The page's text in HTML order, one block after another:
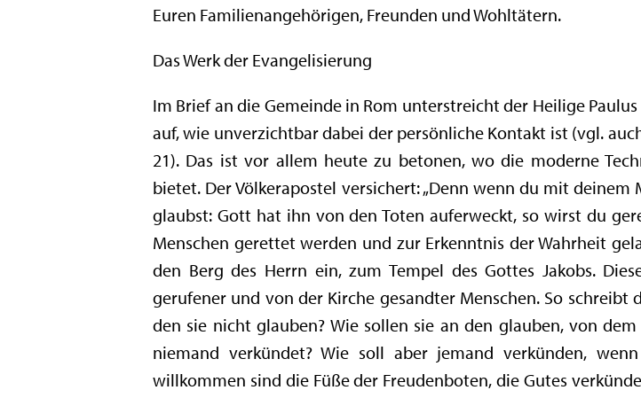
Euren Familienangehörigen, Freunden und Wohltätern.
Das Werk der Evangelisierung
Im Brief an die Gemeinde in Rom unterstreicht der Heilige
auf, wie unverzichtbar dabei der persönliche Kontakt ist (vgl.
21). Das ist vor allem heute zu betonen, wo die moderne
bietet. Der Völkerapostel versichert: „Denn wenn du mit
glaubst: Gott hat ihn von den Toten auferweckt, so wirst du
Menschen gerettet werden und zur Erkenntnis der Wahrheit
den Berg des Herrn ein, zum Tempel des Gottes Jakobs.
gerufener und von der Kirche gesandter Menschen. So schreibt
den sie nicht glauben? Wie sollen sie an den glauben, von
niemand verkündet? Wie soll aber jemand verkünden,
willkommen sind die Füße der Freudenboten, die Gutes